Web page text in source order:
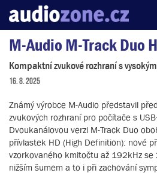
Server o digitálním zpracování zvuku
M-Audio M-Track Duo
Kompaktní zvukové rozhraní s
16. 8. 2025
Známý výrobce M-Audio představil
zvukových rozhraní pro počítače s
Dvoukanálovou verzi M-Track Duo
přívlastek HD (High Definition): nové
vzorkovaného kmitočtu až 192kHz se
nižším šumem a to i při zachování